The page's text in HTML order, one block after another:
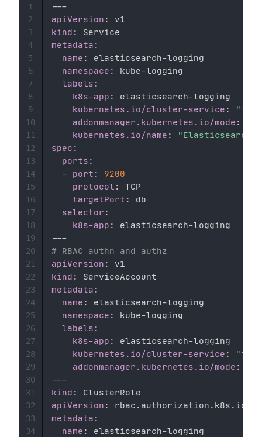
---
apiVersion :
kind :
metadata :
name : elasticsearch-logging
namespace : kube-logging
labels :
k8s-app : elasticsearch-logging
kubernetes.io/cluster-service :
addonmanager.kubernetes.io/mode :
kubernetes.io/name :
"Elasticsearch"
spec :
ports :
-
port :
9200
protocol :
TCP
targetPort :
db
selector :
k8s-app : elasticsearch-
---
# RBAC authn and authz
apiVersion :
kind :
metadata :
name : elasticsearch-logging
namespace : kube-logging
labels :
k8s-app : elasticsearch-logging
kubernetes.io/cluster-service :
addonmanager.kubernetes.io/mode :
---
kind :
apiVersion :
metadata :
name : elasticsearch-logging
1
2
3
4
5
6
7
8
9
10
11
12
13
14
15
16
17
18
19
20
21
22
23
24
25
26
27
28
29
30
31
32
33
34